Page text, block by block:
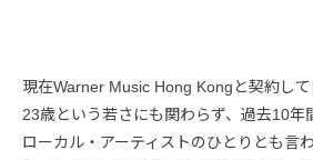
現在Warner Music Hong Kongと契約して
23歳という若さにも関わらず、過去10年
ローカル・アーティストのひとりとも言